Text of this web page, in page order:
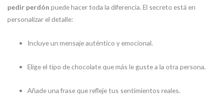
pedir perdón puede hacer toda la diferencia. El secreto está en
personalizar el detalle:
Incluye un mensaje auténtico y emocional.
Elige el tipo de chocolate que más le guste a la otra persona.
Añade una frase que refleje tus sentimientos reales.